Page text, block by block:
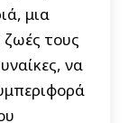
μια
τους
να